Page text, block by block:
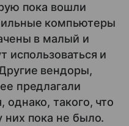
пока вошли
компьютеры
в малый и
использоваться и
вендоры,
предлагали
такого, что
пока не было.